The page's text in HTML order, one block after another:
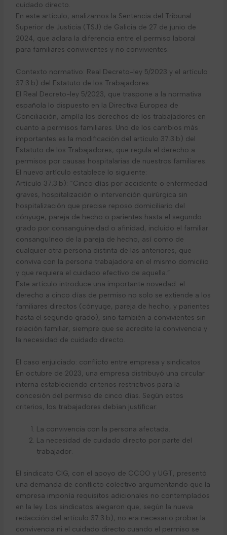
cuidado directo.
En este artículo, analizamos la Sentencia del Tribunal
Superior de Justicia (TSJ) de Galicia de 27 de junio de
2024, que aclara la diferencia entre el permiso laboral
para familiares convivientes y no convivientes.
Contexto normativo: Real Decreto-ley 5/2023 y el artículo
37.3.b) del Estatuto de los Trabajadores
El Real Decreto-ley 5/2023, que traspone a la normativa
española lo dispuesto en la Directiva Europea de
Conciliación, amplía los derechos de los trabajadores en
cuanto a permisos familiares. Uno de los cambios más
importantes es la modificación del artículo 37.3.b) del
Estatuto de los Trabajadores, que regula el derecho a
permisos por causas hospitalarias de nuestros familiares.
El nuevo artículo establece lo siguiente:
Artículo 37.3.b): “Cinco días por accidente o enfermedad
graves, hospitalización o intervención quirúrgica sin
hospitalización que precise reposo domiciliario del
cónyuge, pareja de hecho o parientes hasta el segundo
grado por consanguineidad o afinidad, incluido el familiar
consanguíneo de la pareja de hecho, así como de
cualquier otra persona distinta de las anteriores, que
conviva con la persona trabajadora en el mismo domicilio
y que requiera el cuidado efectivo de aquella.”
Este artículo introduce una importante novedad: el
derecho a cinco días de permiso no solo se extiende a los
familiares directos (cónyuge, pareja de hecho, y parientes
hasta el segundo grado), sino también a convivientes sin
relación familiar, siempre que se acredite la convivencia y
la necesidad de cuidado directo.
El caso enjuiciado: conflicto entre empresa y sindicatos
En octubre de 2023, una empresa distribuyó una circular
interna estableciendo criterios restrictivos para la
concesión del permiso de cinco días. Según estos
criterios, los trabajadores debían justificar:
La convivencia con la persona afectada.
La necesidad de cuidado directo por parte del
trabajador.
El sindicato CIG, con el apoyo de CCOO y UGT, presentó
una demanda de conflicto colectivo argumentando que la
empresa imponía requisitos adicionales no contemplados
en la ley. Los sindicatos alegaron que, según la nueva
redacción del artículo 37.3.b), no era necesario probar la
convivencia ni el cuidado directo cuando el permiso se